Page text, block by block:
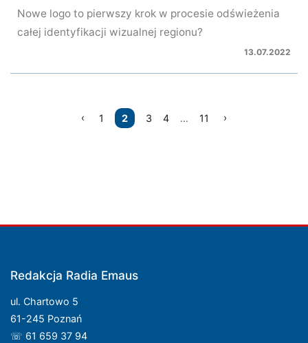
Nowe logo to pierwszy krok w procesie odświeżenia
całej identyfikacji wizualnej regionu?
13.07.2022
Nawigacja1 2 3 4 … 11
Redakcja Radia Emaus
ul. Chartowo 5
61-245 Poznań
☏ 61 659 37 94